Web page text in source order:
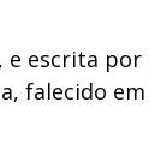
escrita